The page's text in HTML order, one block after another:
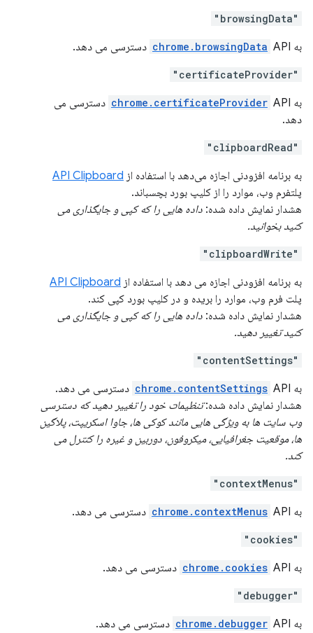
"browsingData"
به chrome.browsingData API دسترسی می دهد.
"certificateProvider"
به chrome.certificateProvider API دسترسی می
دهد.
"clipboardRead"
به برنامه افزودنی اجازه می‌دهد با استفاده از API Clipboard
پلتفرم وب، موارد را از کلیپ بورد بچسباند.
هشدار نمایش داده شده: داده هایی را که کپی و جایگذاری می
کنید بخوانید.
"clipboardWrite"
به برنامه افزودنی اجازه می دهد با استفاده از API Clipboard
پلت فرم وب، موارد را بریده و در کلیپ بورد کپی کند.
هشدار نمایش داده شده: داده هایی را که کپی و جایگذاری می
کنید تغییر دهید.
"contentSettings"
به chrome.contentSettings API دسترسی می دهد.
هشدار نمایش داده شده:تنظیمات خود را تغییر دهید که دسترسی
وب سایت ها به ویژگی هایی مانند کوکی ها، جاوا اسکریپت، پلاگین
ها، موقعیت جغرافیایی، میکروفون، دوربین و غیره را کنترل می
کند.
"contextMenus"
به chrome.contextMenus API دسترسی می دهد.
"cookies"
به chrome.cookies API دسترسی می دهد.
"debugger"
به chrome.debugger API دسترسی می دهد.